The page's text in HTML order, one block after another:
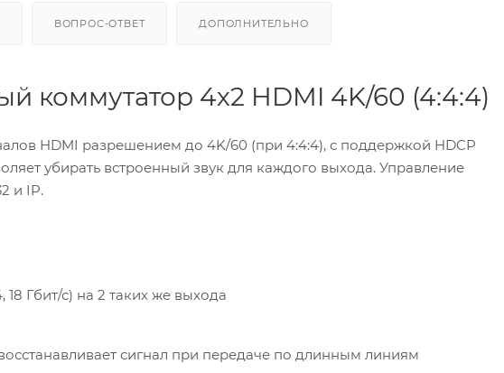
ВОПРОС-ОТВЕТ ДОПОЛНИТЕЛЬНО
коммутатор 4х2 HDMI 4K/60 (4:4:4)
HDMI разрешением до 4K/60 (при 4:4:4), с поддержкой HDCP
убирать встроенный звук для каждого выхода. Управление
и IP.
Гбит/с) на 2 таких же выхода
сигнал при передаче по длинным линиям